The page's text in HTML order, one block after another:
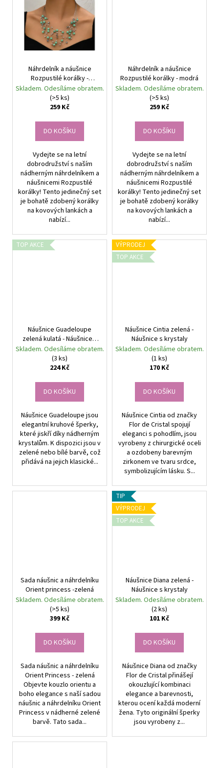
Náhrdelník a náušnice
Rozpustilé korálky -
zelená
Skladem. Odesíláme obratem.
(>5 ks)
259 Kč
DO KOŠÍKU
Vydejte se na letní
dobrodružství s naším
nádherným náhrdelníkem a
náušnicemi Rozpustilé
korálky! Tento jedinečný set
je bohatě zdobený korálky
na kovových lankách a
nabízí...
Náhrdelník a náušnice
Rozpustilé korálky - modrá
Skladem. Odesíláme obratem.
(>5 ks)
259 Kč
DO KOŠÍKU
Vydejte se na letní
dobrodružství s naším
nádherným náhrdelníkem a
náušnicemi Rozpustilé
korálky! Tento jedinečný set
je bohatě zdobený korálky
na kovových lankách a
nabízí...
TOP AKCE
Náušnice Guadeloupe
zelená kulatá - Náušnice s
krystaly
Skladem. Odesíláme obratem.
(3 ks)
224 Kč
DO KOŠÍKU
Náušnice Guadeloupe jsou
elegantní kruhové šperky,
které jiskří díky nádherným
krystalům. K dispozici jsou v
zelené nebo bílé barvě, což
přidává na jejich klasické...
VÝPRODEJ
TOP AKCE
Náušnice Cintia zelená -
Náušnice s krystaly
Skladem. Odesíláme obratem.
(1 ks)
170 Kč
DO KOŠÍKU
Náušnice Cintia od značky
Flor de Cristal spojují
eleganci s pohodlím, jsou
vyrobeny z chirurgické oceli
a ozdobeny barevným
zirkonem ve tvaru srdce,
symbolizujícím lásku. S...
Sada náušnic a náhrdelníku
Orient princess -zelená
Skladem. Odesíláme obratem.
(>5 ks)
399 Kč
DO KOŠÍKU
Sada náušnic a náhrdelníku
Orient Princess - zelená
Objevte kouzlo orientu a
boho elegance s naší sadou
náušnic a náhrdelníku Orient
Princess v nádherné zelené
barvě. Tato sada...
TIP
VÝPRODEJ
TOP AKCE
Náušnice Diana zelená -
Náušnice s krystaly
Skladem. Odesíláme obratem.
(2 ks)
101 Kč
DO KOŠÍKU
Náušnice Diana od značky
Flor de Cristal přinášejí
okouzlující kombinaci
elegance a barevnosti,
kterou ocení každá moderní
žena. Tyto originální šperky
jsou vyrobeny z...